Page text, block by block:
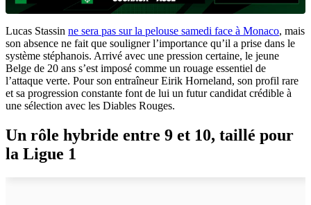
Lucas Stassin ne sera pas sur la pelouse samedi face à Monaco, mais
son absence ne fait que souligner l’importance qu’il a prise dans le
système stéphanois. Arrivé avec une pression certaine, le jeune
Belge de 20 ans s’est imposé comme un rouage essentiel de
l’attaque verte. Pour son entraîneur Eirik Horneland, son profil rare
et sa progression constante font de lui un futur candidat crédible à
une sélection avec les Diables Rouges.
Un rôle hybride entre 9 et 10, taillé pour
la Ligue 1